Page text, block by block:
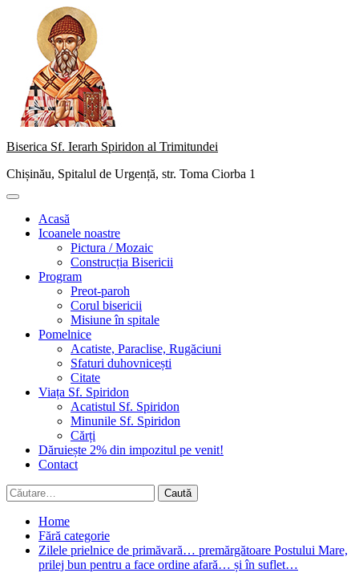
content
Biserica Sf. Ierarh Spiridon al Trimitundei
Chișinău, Spitalul de Urgență, str. Toma Ciorba 1
Primary
Acasă
Icoanele noastre
Pictura / Mozaic
Construcția Bisericii
Program
Preot-paroh
Corul bisericii
Misiune în spitale
Pomelnice
Acatiste, Paraclise, Rugăciuni
Sfaturi duhovnicești
Citate
Viața Sf. Spiridon
Acatistul Sf. Spiridon
Minunile Sf. Spiridon
Cărți
Dăruiește 2% din impozitul pe venit!
Contact
Caută
după:
Home
Fără categorie
Zilele prielnice de primăvară… premărgătoare Postului Mare,
prilej bun pentru a face ordine afară… și în suflet…